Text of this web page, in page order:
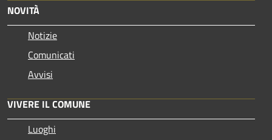
NOVITÀ
Notizie
Comunicati
Avvisi
VIVERE IL COMUNE
Luoghi